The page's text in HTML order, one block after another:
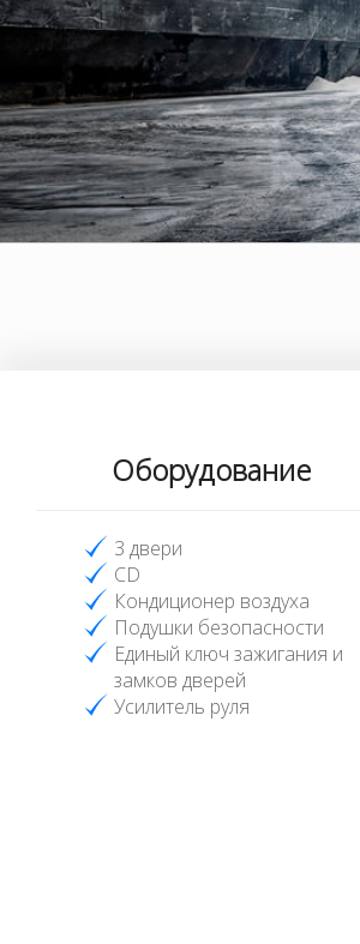
Оборудование
3 двери
CD
Кондиционер воздуха
Подушки безопасности
Единый ключ зажигания и
замков дверей
Усилитель руля